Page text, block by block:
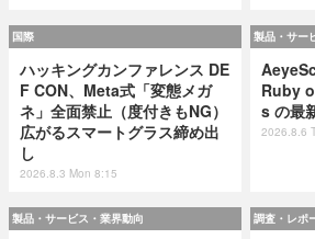
国際
ハッキングカンファレンス DE
F CON、Meta式「変態メガ
ネ」全面禁止（度付きもNG）
広がるスマートグラス締め出
し
2026.8.3 Mon 8:15
製品・サー
Ruby
s の最
2026.8.6
製品・サービス・業界動向 調査・レポ